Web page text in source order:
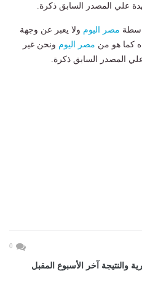
علي المصدر السابق ذكرة.
مصر اليوم ولا يعبر عن وجهة
كما هو من مصر اليوم ونحن غير
المصدر السابق ذكرة.
0
والنتيجة آخر الأسبوع المقبل